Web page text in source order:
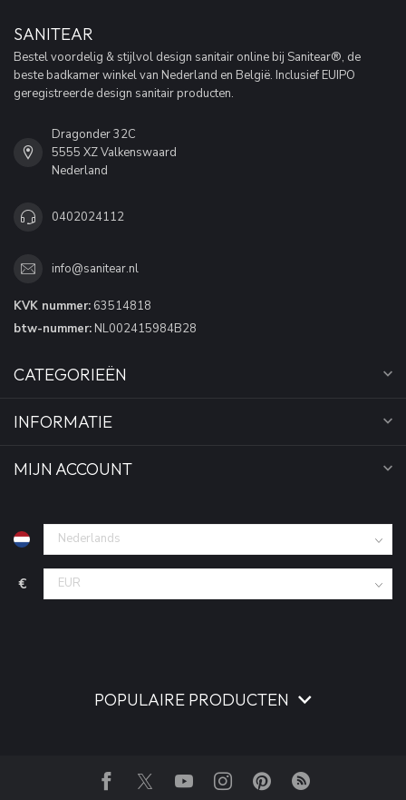
SANITEAR
Bestel voordelig & stijlvol design sanitair online bij Sanitear®, de
beste badkamer winkel van Nederland en België. Inclusief EUIPO
geregistreerde design sanitair producten.
Dragonder 32C
5555 XZ Valkenswaard
Nederland
0402024112
info@sanitear.nl
KVK nummer: 63514818
btw-nummer: NL002415984B28
CATEGORIEËN
INFORMATIE
MIJN ACCOUNT
€
POPULAIRE PRODUCTEN